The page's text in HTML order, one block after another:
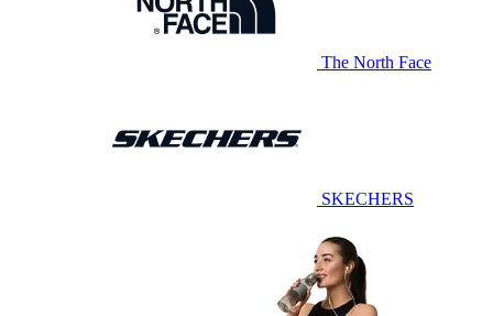
The North Face
SKECHERS